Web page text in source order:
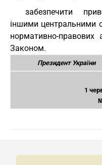
забезпечити
іншими центральними
нормативно-правових
Законом.
Президент України
1